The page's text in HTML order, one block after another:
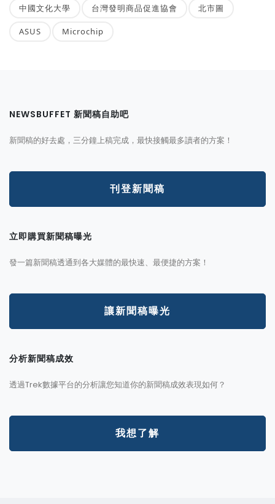
中國文化大學 台灣發明商品促進協會 北市圖
ASUS Microchip
NEWSBUFFET 新聞稿自助吧
新聞稿的好去處，三分鐘上稿完成，最快接觸最多讀者的方案！
刊登新聞稿
立即購買新聞稿曝光
發一篇新聞稿透通到各大媒體的最快速、最便捷的方案！
讓新聞稿曝光
分析新聞稿成效
透過Trek數據平台的分析讓您知道你的新聞稿成效表現如何？
我想了解